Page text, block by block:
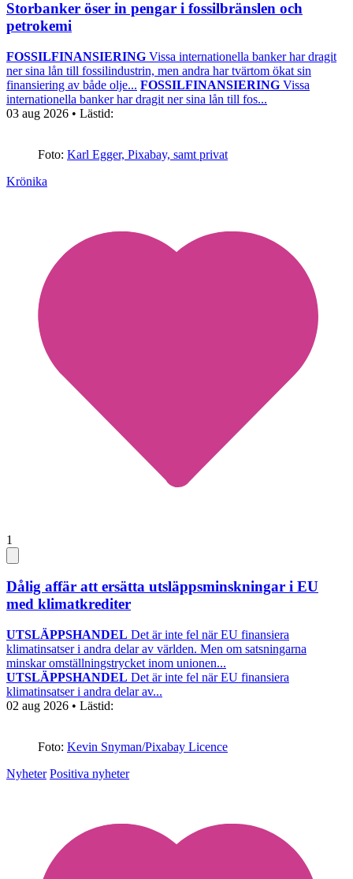
Storbanker öser in pengar i fossilbränslen och
petrokemi
FOSSILFINANSIERING Vissa internationella banker har dragit
ner sina lån till fossilindustrin, men andra har tvärtom ökat sin
finansiering av både olje... FOSSILFINANSIERING Vissa
internationella banker har dragit ner sina lån till fos...
03 aug 2026 • Lästid:
Foto: Karl Egger, Pixabay, samt privat
Krönika
1
Dålig affär att ersätta utsläppsminskningar i EU
med klimatkrediter
UTSLÄPPSHANDEL Det är inte fel när EU finansiera
klimatinsatser i andra delar av världen. Men om satsningarna
minskar omställningstrycket inom unionen...
UTSLÄPPSHANDEL Det är inte fel när EU finansiera
klimatinsatser i andra delar av...
02 aug 2026 • Lästid:
Foto: Kevin Snyman/Pixabay Licence
Nyheter Positiva nyheter